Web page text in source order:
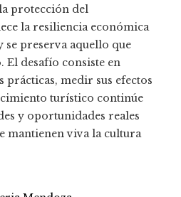
protección del
la resiliencia económica
se preserva aquello que
El desafío consiste en
prácticas, medir sus efectos
turístico continúe
y oportunidades reales
mantienen viva la cultura